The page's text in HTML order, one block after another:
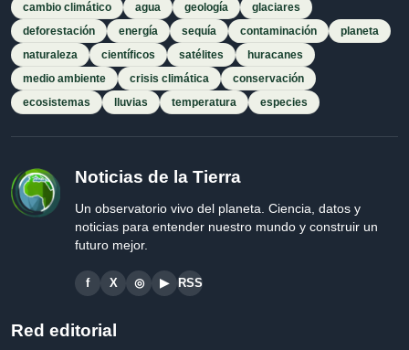
cambio climático
agua geología
glaciares
deforestación
energía sequía contaminación
planeta
naturaleza
científicos satélites
huracanes
medio ambiente
crisis climática
conservación
ecosistemas
lluvias temperatura especies
Noticias de la Tierra
Un observatorio vivo del planeta. Ciencia, datos y
noticias para entender nuestro mundo y construir un
futuro mejor.
f X ◎ ▶ RSS
Red editorial